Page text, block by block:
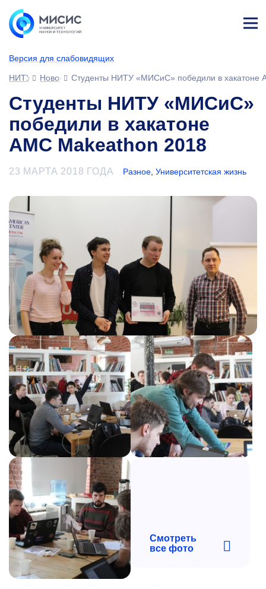
Версия для слабовидящих
ине
НИТУ МИСИС
НовостиСтуденты НИТУ «МИСиС» победили в хакатоне
Студенты НИТУ «МИСиС»
победили в хакатоне
AMC Makeathon 2018
23 МАРТА 2018 ГОДА Разное ,Университетская жизнь
Смотреть
все фото